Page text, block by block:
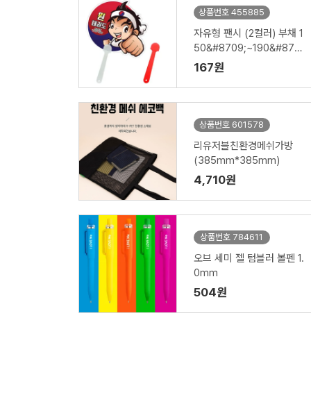
상품번호 455885
자유형 팬시 (2컬러) 부채 1
50&#8709;~190&#870
9; (손잡이110mm)
167원
상품번호 601578
리유저블친환경메쉬가방
(385mm*385mm)
4,710원
상품번호 784611
오브 세미 젤 텀블러 볼펜 1.
0mm
504원